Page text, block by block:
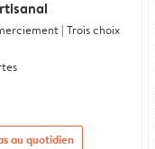
| Trois choix
au quotidien